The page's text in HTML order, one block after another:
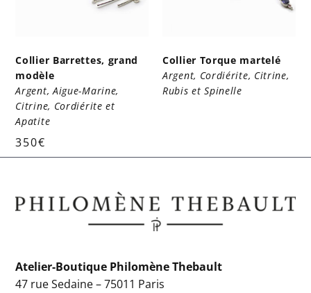
Collier Barrettes, grand
modèle
Argent, Aigue-Marine,
Citrine, Cordiérite et
Apatite
350€
Collier Torque martelé
Argent, Cordiérite, Citrine,
Rubis et Spinelle
Atelier-Boutique Philomène Thebault
47 rue Sedaine – 75011 Paris